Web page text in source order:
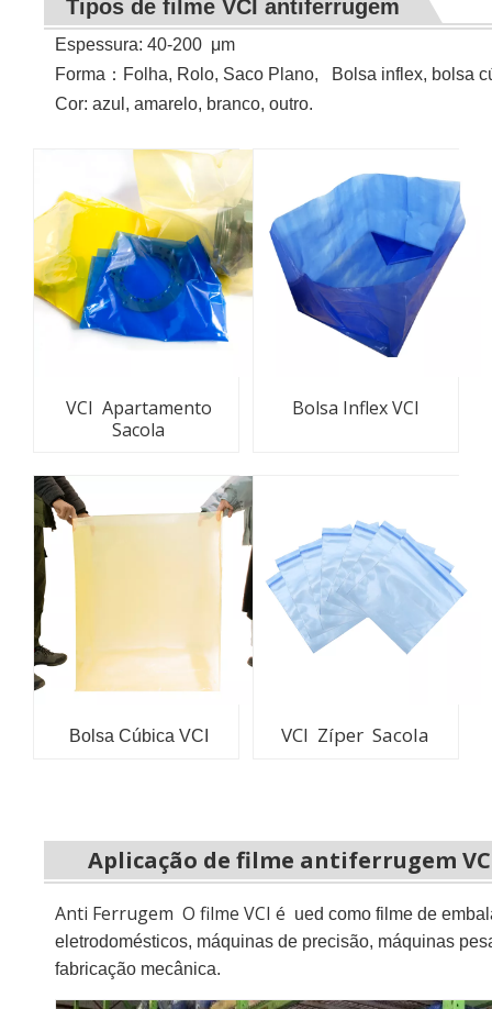
Tipos de filme VCI antiferrugem
Espessura: 40-200 μm
Forma ： Folha, Rolo, Saco Plano, Bolsa inflex, bolsa
Cor: azul, amarelo, branco, outro.
VCI Apartamento
Sacola
Bolsa Inflex VCI
Bolsa Cúbica VCI VCI Zíper Sacola
Aplicação de filme antiferrugem
Anti Ferrugem O filme VCI é ued como filme de
eletrodomésticos, máquinas de precisão, máquinas
fabricação mecânica.